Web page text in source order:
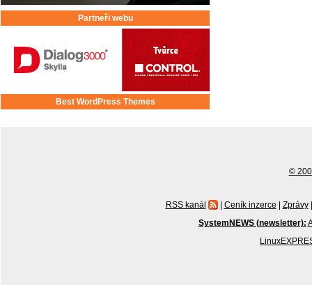
Partneři webu
Best WordPress Themes
©
RSS kanál | Ceník inzerce | Zprávy |
SystemNEWS (newsletter):